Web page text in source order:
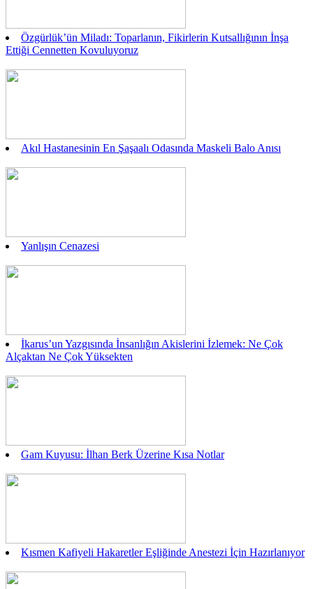
Özgürlük’ün Miladı: Toparlanın, Fikirlerin Kutsallığının İnşa
Ettiği Cennetten Kovuluyoruz
Akıl Hastanesinin En Şaşaalı Odasında Maskeli Balo Anısı
Yanlışın Cenazesi
İkarus’un Yazgısında İnsanlığın Akislerini İzlemek: Ne Çok
Alçaktan Ne Çok Yüksekten
Gam Kuyusu: İlhan Berk Üzerine Kısa Notlar
Kısmen Kafiyeli Hakaretler Eşliğinde Anestezi İçin Hazırlanıyor